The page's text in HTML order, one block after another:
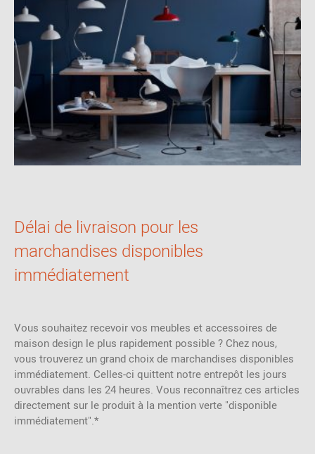
Délai de livraison pour les
marchandises disponibles
immédiatement
Vous souhaitez recevoir vos meubles et accessoires de
maison design le plus rapidement possible ? Chez nous,
vous trouverez un grand choix de marchandises disponibles
immédiatement. Celles-ci quittent notre entrepôt les jours
ouvrables dans les 24 heures. Vous reconnaîtrez ces articles
directement sur le produit à la mention verte "disponible
immédiatement".*